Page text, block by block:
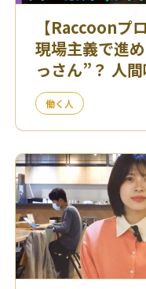
【Raccoonプ
現場主義で進
っさん”？ 人
働く人